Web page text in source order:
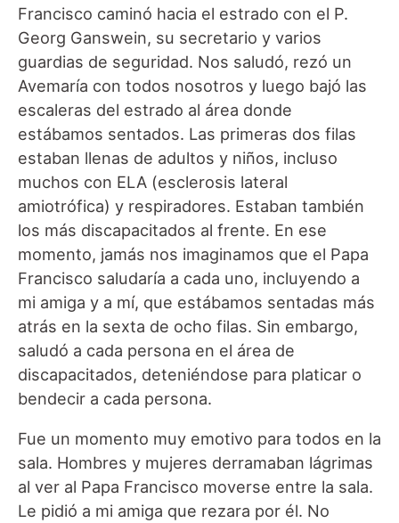
Francisco caminó hacia el estrado con el P.
Georg Ganswein, su secretario y varios
guardias de seguridad. Nos saludó, rezó un
Avemaría con todos nosotros y luego bajó las
escaleras del estrado al área donde
estábamos sentados. Las primeras dos filas
estaban llenas de adultos y niños, incluso
muchos con ELA (esclerosis lateral
amiotrófica) y respiradores. Estaban también
los más discapacitados al frente. En ese
momento, jamás nos imaginamos que el Papa
Francisco saludaría a cada uno, incluyendo a
mi amiga y a mí, que estábamos sentadas más
atrás en la sexta de ocho filas. Sin embargo,
saludó a cada persona en el área de
discapacitados, deteniéndose para platicar o
bendecir a cada persona.
Fue un momento muy emotivo para todos en la
sala. Hombres y mujeres derramaban lágrimas
al ver al Papa Francisco moverse entre la sala.
Le pidió a mi amiga que rezara por él. No